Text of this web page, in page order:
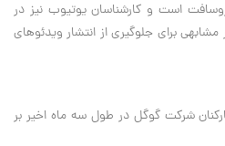
است و کارشناسان یوتیوب نیز در
برای جلوگیری از انتشار ویدئوهای
که 200 تن از کارکنان شرکت گوگل در طول سه ماه اخیر بر